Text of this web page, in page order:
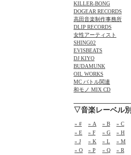
KILLER-BONG
DOGEAR RECORDS
高田音楽制作事務所
DLIP RECORDS
女性アーティスト
SHING02
EVISBEATS
DJ KIYO
BUDAMUNK
OIL WORKS
MC バトル関連
和モノ MIX CD
▽音楽レーベル別
» # » A » B » C
» E
» F » G » H
» J
» K » L » M
» O
» P » Q » R